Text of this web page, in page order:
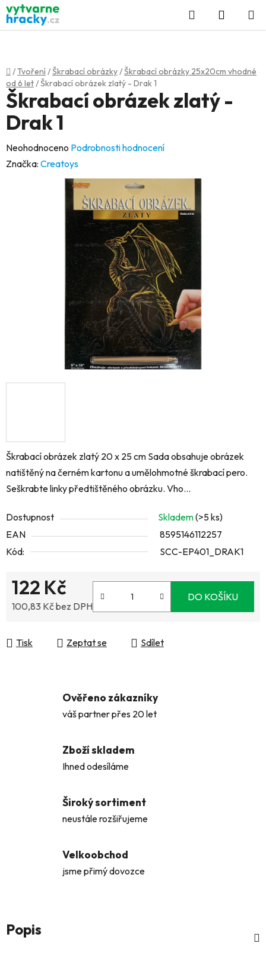
Přejít
na
obsah
Hledat
KOŠÍK
Domů
/Tvoření/Škrabací obrázky/Škrabací obrázky 25x20cm vhodné
od 6 let/Škrabací obrázek zlatý - Drak 1
Škrabací obrázek zlatý 20 x 25 cm Sada obsahuje obrázek
natištěný na černém kartonu a umělohmotné škrabací pero.
Seškrabte linky předtištěného obrázku. Vho...
Dostupnost Skladem(>5 ks)
EAN
8595146112257
Kód:
SCC-EP401_DRAK1
122 Kč
100,83 Kč bez DPH
DO KOŠÍKU
Tisk Zeptat se Sdílet
Škrabací obrázek zlatý -
Drak 1
Průměrné
hodnocení
Neohodnoceno Podrobnosti hodnocení
Značka: Creatoys
Ověřeno zákazníky
váš partner přes 20 let
Zboží skladem
Ihned odesíláme
Široký sortiment
neustále rozšiřujeme
Velkoobchod
jsme přimý dovozce
Popis